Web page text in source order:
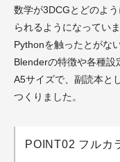
数学が3DCGとどのよ
られるようになってい
Pythonを触ったとがな
Blenderの特徴や各種
A5サイズで、副読本と
つくりました。
POINT02 フルカ